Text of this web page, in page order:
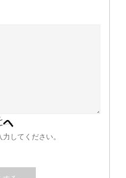
してください。